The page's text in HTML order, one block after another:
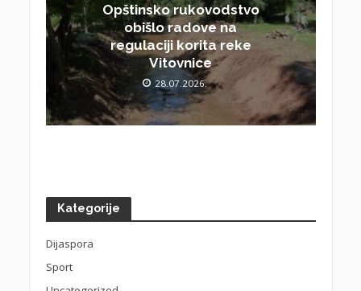
Opštinsko rukovodstvo
obišlo radove na
regulaciji korita reke
Vitovnice
28.07.2026.
Kategorije
Dijaspora
Sport